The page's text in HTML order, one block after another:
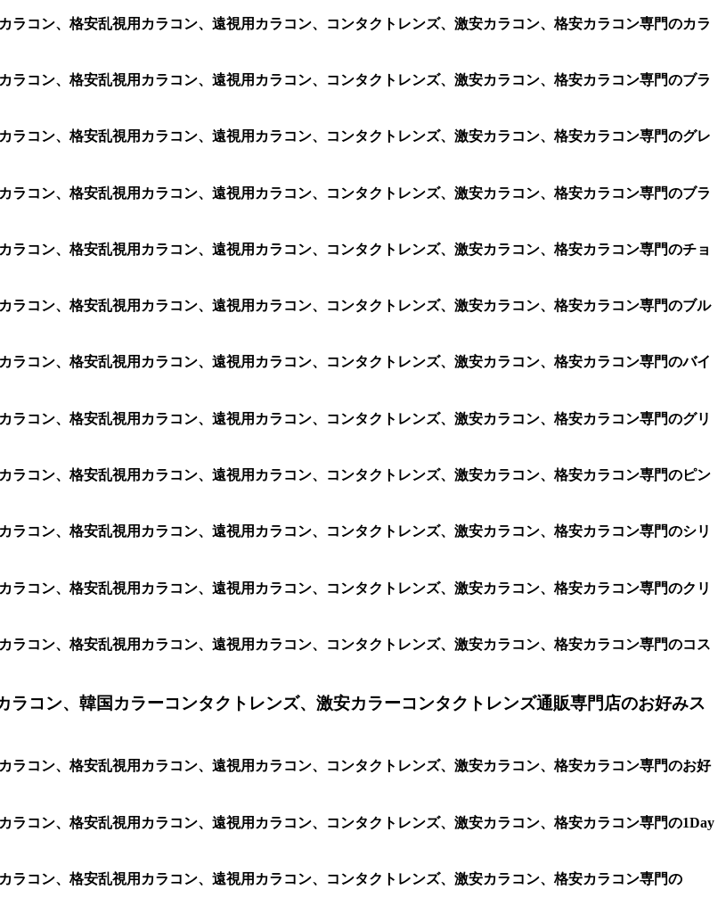
コン、格安乱視用カラコン、遠視用カラコン、コンタクトレンズ、激安カラコン、格安カラコン専門のカラ
コン、格安乱視用カラコン、遠視用カラコン、コンタクトレンズ、激安カラコン、格安カラコン専門のブラ
コン、格安乱視用カラコン、遠視用カラコン、コンタクトレンズ、激安カラコン、格安カラコン専門のグレ
コン、格安乱視用カラコン、遠視用カラコン、コンタクトレンズ、激安カラコン、格安カラコン専門のブラ
コン、格安乱視用カラコン、遠視用カラコン、コンタクトレンズ、激安カラコン、格安カラコン専門のチョ
コン、格安乱視用カラコン、遠視用カラコン、コンタクトレンズ、激安カラコン、格安カラコン専門のブル
コン、格安乱視用カラコン、遠視用カラコン、コンタクトレンズ、激安カラコン、格安カラコン専門のバイ
コン、格安乱視用カラコン、遠視用カラコン、コンタクトレンズ、激安カラコン、格安カラコン専門のグリ
コン、格安乱視用カラコン、遠視用カラコン、コンタクトレンズ、激安カラコン、格安カラコン専門のピン
コン、格安乱視用カラコン、遠視用カラコン、コンタクトレンズ、激安カラコン、格安カラコン専門のシリ
コン、格安乱視用カラコン、遠視用カラコン、コンタクトレンズ、激安カラコン、格安カラコン専門のクリ
コン、格安乱視用カラコン、遠視用カラコン、コンタクトレンズ、激安カラコン、格安カラコン専門のコス
コン、韓国カラーコンタクトレンズ、激安カラーコンタクトレンズ通販専門店のお好みス
コン、格安乱視用カラコン、遠視用カラコン、コンタクトレンズ、激安カラコン、格安カラコン専門のお好
コン、格安乱視用カラコン、遠視用カラコン、コンタクトレンズ、激安カラコン、格安カラコン専門の1Day
コン、格安乱視用カラコン、遠視用カラコン、コンタクトレンズ、激安カラコン、格安カラコン専門の